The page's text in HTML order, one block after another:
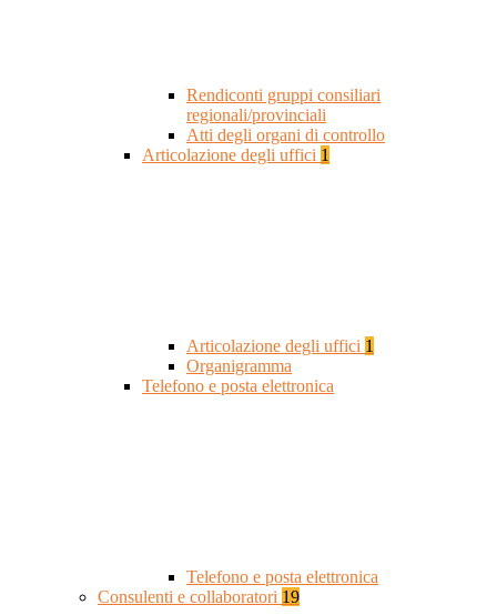
Rendiconti gruppi consiliari
regionali/provinciali
Atti degli organi di controllo
Articolazione degli uffici 1
Articolazione degli uffici 1
Organigramma
Telefono e posta elettronica
Telefono e posta elettronica
Consulenti e collaboratori 19